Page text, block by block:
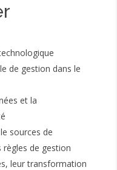
de gestion dans le
et la
sources de
règles de gestion
leur transformation